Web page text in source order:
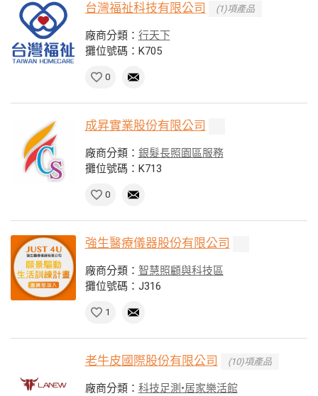
台灣福祉科技有限公司 (1)項產品
廠商分類： 行天下
攤位號碼：K705
0
成昇實業股份有限公司
廠商分類： 銀髮長照園區服務
攤位號碼：K713
0
強生醫療儀器股份有限公司
廠商分類： 智慧照顧與科技區
攤位號碼：J316
1
老牛皮國際股份有限公司 (10)項產品
廠商分類： 科技足測•居家樂活館